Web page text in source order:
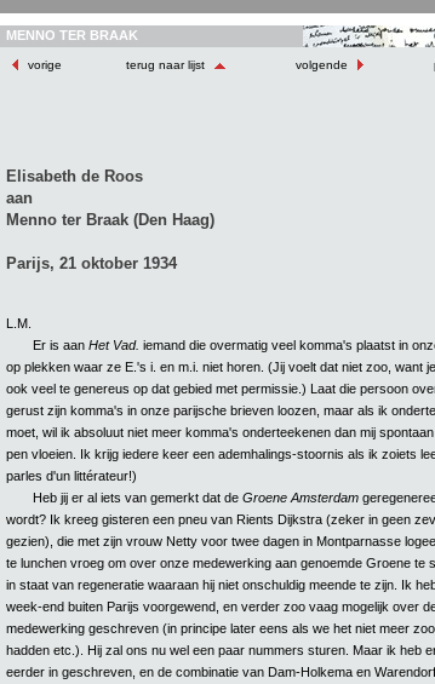
MENNO TER BRAAK
vorige terug naar lijst volgende
Elisabeth de Roos
aan
Menno ter Braak (Den Haag)
Parijs, 21 oktober 1934
L.M.
Er is aan Het Vad. iemand die overmatig veel komma's plaatst in
op plekken waar ze E.'s i. en m.i. niet horen. (Jij voelt dat niet zoo, want
ook veel te genereus op dat gebied met permissie.) Laat die persoon
gerust zijn komma's in onze parijsche brieven loozen, maar als ik
moet, wil ik absoluut niet meer komma's onderteekenen dan mij
pen vloeien. Ik krijg iedere keer een ademhalings-stoornis als ik zoiets
parles d'un littérateur!)
Heb jij er al iets van gemerkt dat de Groene Amsterdam
wordt? Ik kreeg gisteren een pneu van Rients Dijkstra (zeker in geen
gezien), die met zijn vrouw Netty voor twee dagen in Montparnasse
te lunchen vroeg om over onze medewerking aan genoemde Groene te
in staat van regeneratie waaraan hij niet onschuldig meende te zijn. Ik
week-end buiten Parijs voorgewend, en verder zoo vaag mogelijk over
medewerking geschreven (in principe later eens als we het niet meer
hadden etc.). Hij zal ons nu wel een paar nummers sturen. Maar ik heb
eerder in geschreven, en de combinatie van Dam-Holkema en